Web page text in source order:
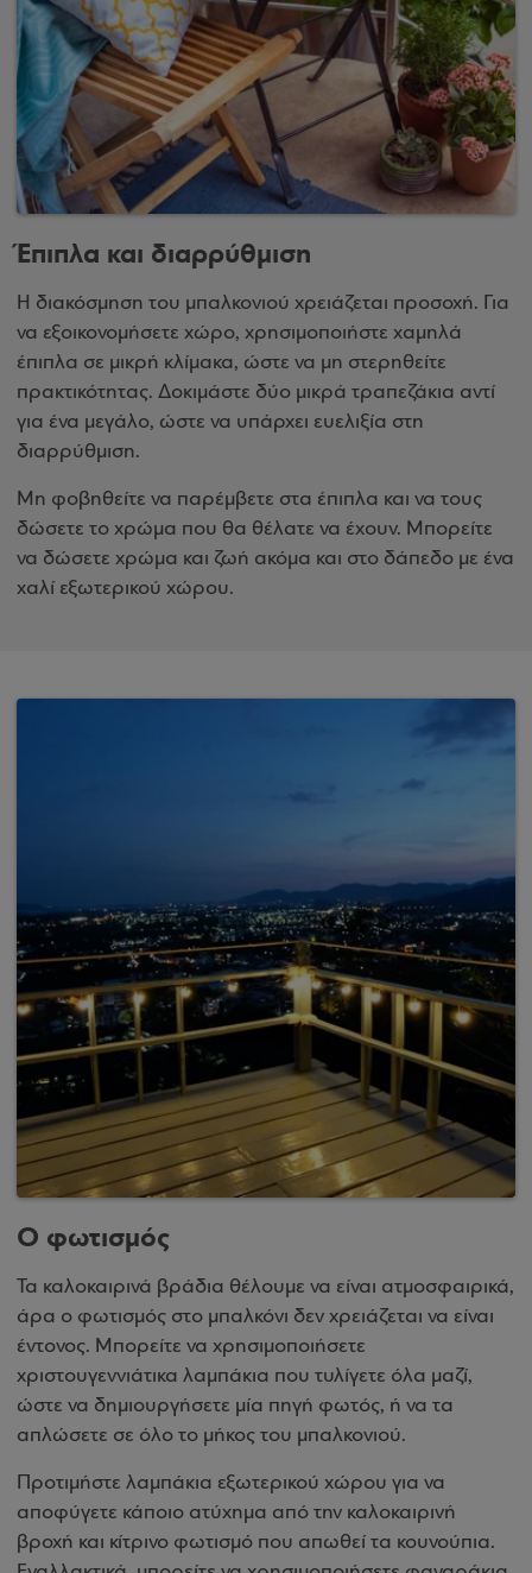
Έπιπλα και διαρρύθμιση
Η διακόσμηση του μπαλκονιού χρειάζεται προσοχή. Για
να εξοικονομήσετε χώρο, χρησιμοποιήστε χαμηλά
έπιπλα σε μικρή κλίμακα, ώστε να μη στερηθείτε
πρακτικότητας. Δοκιμάστε δύο μικρά τραπεζάκια αντί
για ένα μεγάλο, ώστε να υπάρχει ευελιξία στη
διαρρύθμιση.
Μη φοβηθείτε να παρέμβετε στα έπιπλα και να τους
δώσετε το χρώμα που θα θέλατε να έχουν. Μπορείτε
να δώσετε χρώμα και ζωή ακόμα και στο δάπεδο με ένα
χαλί εξωτερικού χώρου.
Ο φωτισμός
Τα καλοκαιρινά βράδια θέλουμε να είναι ατμοσφαιρικά,
άρα ο φωτισμός στο μπαλκόνι δεν χρειάζεται να είναι
έντονος. Μπορείτε να χρησιμοποιήσετε
χριστουγεννιάτικα λαμπάκια που τυλίγετε όλα μαζί,
ώστε να δημιουργήσετε μία πηγή φωτός, ή να τα
απλώσετε σε όλο το μήκος του μπαλκονιού.
Προτιμήστε λαμπάκια εξωτερικού χώρου για να
αποφύγετε κάποιο ατύχημα από την καλοκαιρινή
βροχή και κίτρινο φωτισμό που απωθεί τα κουνούπια.